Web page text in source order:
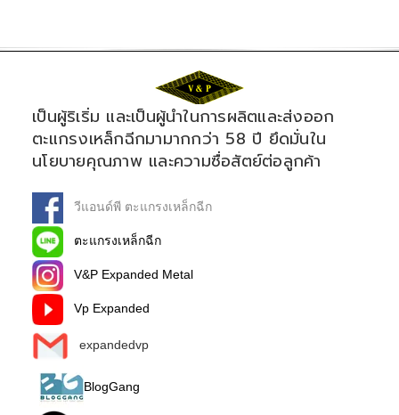
เป็นผู้ริเริ่ม และเป็นผู้นำในการผลิตและส่งออก
ตะแกรงเหล็กฉีกมามากกว่า 58 ปี ยึดมั่นใน
นโยบายคุณภาพ และความซื่อสัตย์ต่อลูกค้า
วีแอนด์พี ตะแกรงเหล็กฉีก
ตะแกรงเหล็กฉีก
V&P Expanded Metal
Vp Expanded
expandedvp
BlogGang